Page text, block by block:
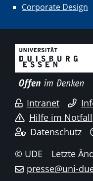
Corporate Design
Intranet
Hilfe im Notfall
Datenschutz
© UDE
Letzte
presse@uni-